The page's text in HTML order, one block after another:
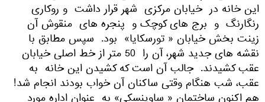
این خانه در خیابان مرکزی شهر قرار داشت و روکاری
رنگارنگ و برج های کوچک و پنجره های منقوش آن
زینت بخش خیابان « تورسکایا» بود. سپس مطابق با
نقشه های جدید شهر، آن را 50 متر از خط اصلی خیابان
عقب کشیدند. جالب آن است که کشیدن این خانه به
عقب، شب هنگام وقتی ساکنان آن خواب بودند انجام شد!